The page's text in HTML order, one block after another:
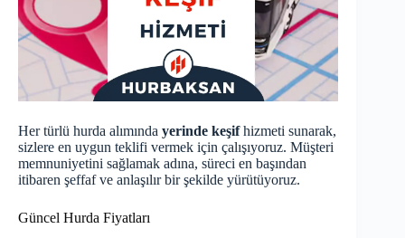
Her türlü hurda alımında yerinde keşifhizmeti sunarak,
sizlere en uygun teklifi vermek için çalışıyoruz. Müşteri
memnuniyetini sağlamak adına, süreci en başından
itibaren şeffaf ve anlaşılır bir şekilde yürütüyoruz.
Güncel Hurda Fiyatları